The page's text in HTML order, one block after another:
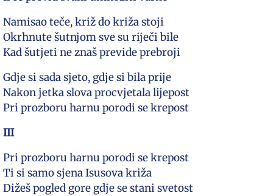
Namisao teče, križ do križa stoji
Okrhnute šutnjom sve su riječi bile
Kad šutjeti ne znaš previde prebroji
Gdje si sada sjeto, gdje si bila prije
Nakon jetka slova procvjetala lijepost
Pri prozboru harnu porodi se krepost
III
Pri prozboru harnu porodi se krepost
Ti si samo sjena Isusova križa
Dižeš pogled gore gdje se stani svetost